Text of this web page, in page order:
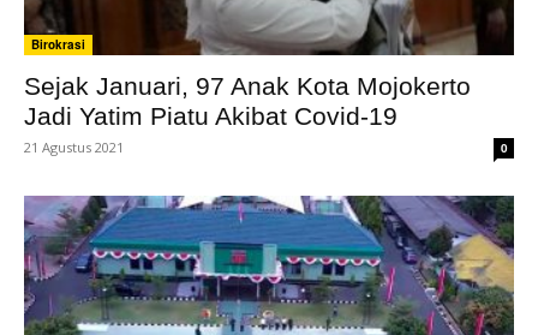
Birokrasi
Sejak Januari, 97 Anak Kota Mojokerto
Jadi Yatim Piatu Akibat Covid-19
21 Agustus 2021 0